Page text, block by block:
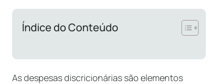
Índice do Conteúdo
As despesas discricionárias são elementos